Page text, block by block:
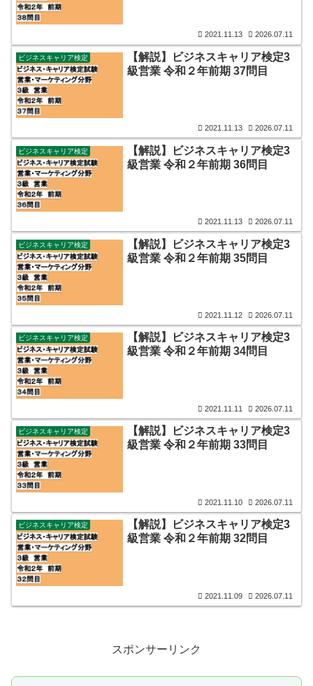
2021.11.13 2026.07.11
ビジネスキャリア検定
【解説】ビジネスキャリア検定3
級営業 令和２年前期 37問目
2021.11.13 2026.07.11
ビジネスキャリア検定
【解説】ビジネスキャリア検定3
級営業 令和２年前期 36問目
2021.11.13 2026.07.11
ビジネスキャリア検定
【解説】ビジネスキャリア検定3
級営業 令和２年前期 35問目
2021.11.12 2026.07.11
ビジネスキャリア検定
【解説】ビジネスキャリア検定3
級営業 令和２年前期 34問目
2021.11.11 2026.07.11
ビジネスキャリア検定
【解説】ビジネスキャリア検定3
級営業 令和２年前期 33問目
2021.11.10 2026.07.11
ビジネスキャリア検定
【解説】ビジネスキャリア検定3
級営業 令和２年前期 32問目
2021.11.09 2026.07.11
スポンサーリンク